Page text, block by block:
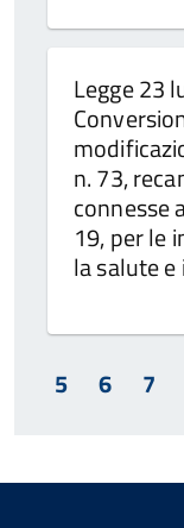
Legge 23
n. 73,
connesse
19, per le
la salute
5 6 7